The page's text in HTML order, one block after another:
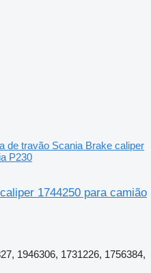
de travão Scania Brake caliper
P230
1744250 para camião
1946306, 1731226, 1756384,